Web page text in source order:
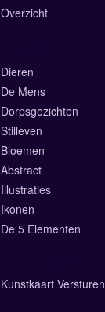
Overzicht
Dieren
De Mens
Dorpsgezichten
Stilleven
Bloemen
Abstract
Illustraties
Ikonen
De 5 Elementen
Kunstkaart Versturen